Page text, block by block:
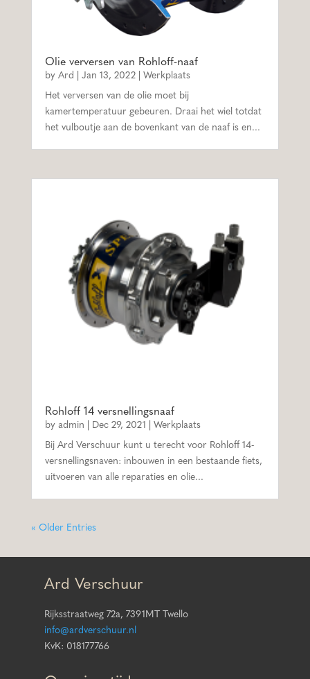
Olie verversen van Rohloff-naaf
by Ard Jan 13, 2022| Werkplaats
Het verversen van de olie moet bij
kamertemperatuur gebeuren. Draai het wiel totdat
het vulboutje aan de bovenkant van de naaf is en...
Rohloff 14 versnellingsnaaf
by admin Dec 29, 2021
Werkplaats
Bij Ard Verschuur kunt u terecht voor Rohloff 14-
versnellingsnaven: inbouwen in een bestaande fiets,
uitvoeren van alle reparaties en olie...
« Older Entries
Ard Verschuur
Rijksstraatweg 72a, 7391MT Twello
info@ardverschuur.nl
KvK: 018177766